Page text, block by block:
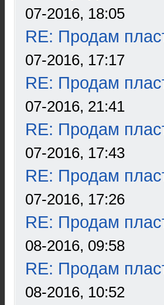
07-2016, 18:05
RE: Продам
07-2016, 17:17
RE: Продам
07-2016, 21:41
RE: Продам
07-2016, 17:43
RE: Продам
07-2016, 17:26
RE: Продам
08-2016, 09:58
RE: Продам
08-2016, 10:52